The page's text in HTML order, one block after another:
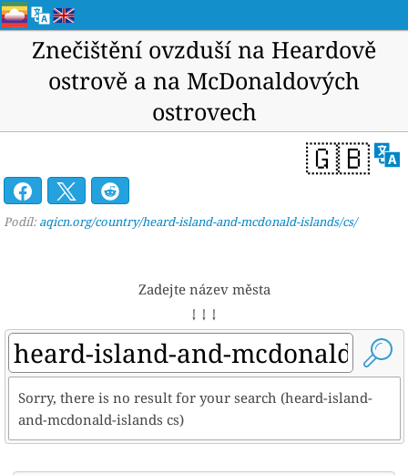
Znečištění ovzduší na Heardově
ostrově a na McDonaldových
ostrovech
🇬🇧
Podíl: aqicn.org/country/heard-island-and-mcdonald-islands/cs/
Zadejte název města
↓ ↓ ↓
Sorry, there is no result for your search (heard-island-
and-mcdonald-islands cs)